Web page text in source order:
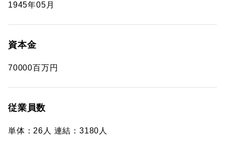
1945年05月
資本金
70000百万円
従業員数
単体：26人 連結：3180人